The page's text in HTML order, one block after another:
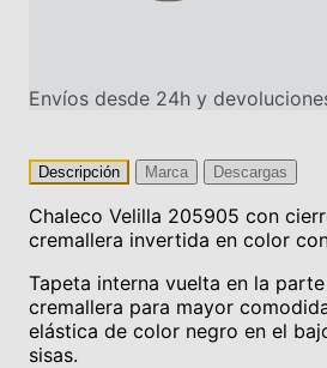
Envíos desde 24h y
Descripción Marca Descargas
Chaleco Velilla 205905 con
cremallera invertida en color
Tapeta interna vuelta en la
cremallera para mayor
elástica de color negro en el
sisas.